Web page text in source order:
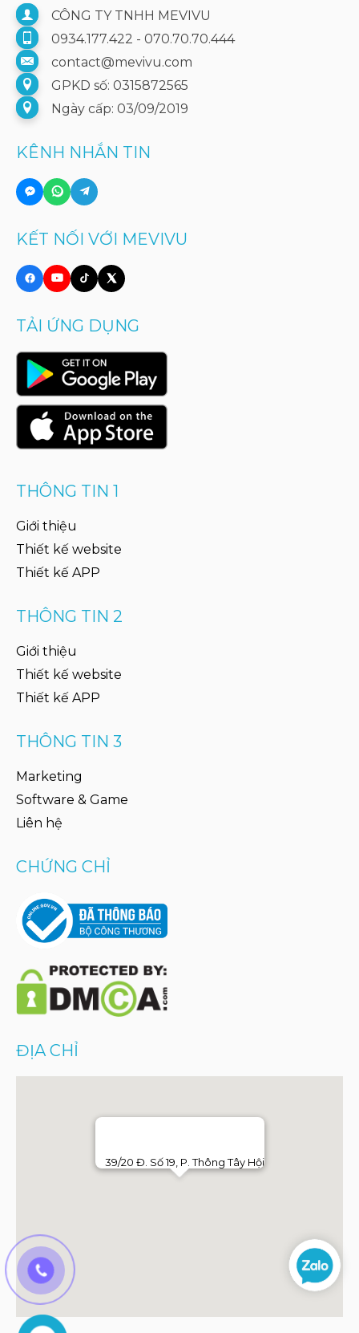
CÔNG TY TNHH MEVIVU
0934.177.422 - 070.70.70.444
contact@mevivu.com
GPKD số: 0315872565
Ngày cấp: 03/09/2019
KÊNH NHẮN TIN
KẾT NỐI VỚI MEVIVU
TẢI ỨNG DỤNG
THÔNG TIN 1
Giới thiệu
Thiết kế website
Thiết kế APP
THÔNG TIN 2
Giới thiệu
Thiết kế website
Thiết kế APP
THÔNG TIN 3
Marketing
Software & Game
Liên hệ
CHỨNG CHỈ
ĐỊA CHỈ
39/20 Đ. Số 19, P. Thông Tây Hội